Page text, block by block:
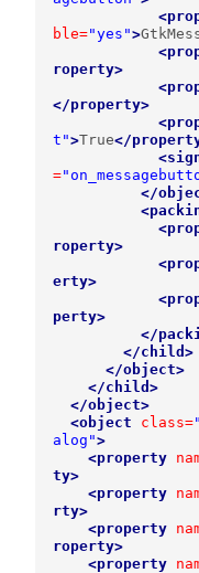
ble="yes">
roperty>
</property>
t">True</
=
</
roperty>
erty>
perty>
</
</child>
</object>
</child>
</object>
<object
class=
alog">
<property
ty>
<property
rty>
<property
roperty>
<property